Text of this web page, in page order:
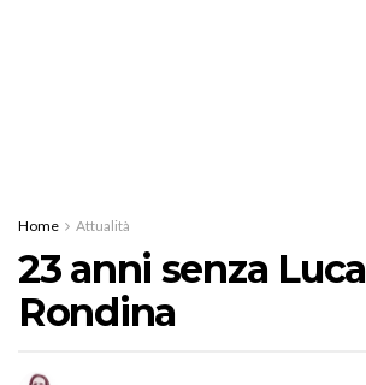
Home Attualità
23 anni senza Luca
Rondina